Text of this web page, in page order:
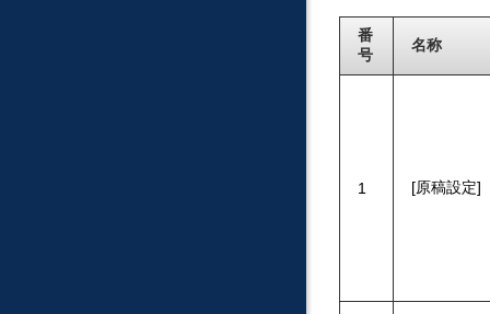
番
号
名称
1 原稿設定